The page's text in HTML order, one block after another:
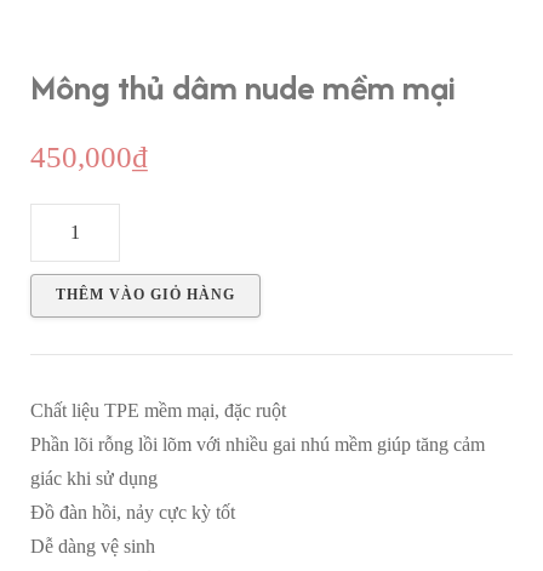
Mông thủ dâm nude mềm mại
450,000₫
dâm
nude
mềm
số
lượng
THÊM VÀO GIỎ HÀNG
Chất liệu TPE mềm mại, đặc ruột
Phần lõi rỗng lồi lõm với nhiều gai nhú mềm giúp tăng cảm
giác khi sử dụng
Đồ đàn hồi, nảy cực kỳ tốt
Dễ dàng vệ sinh